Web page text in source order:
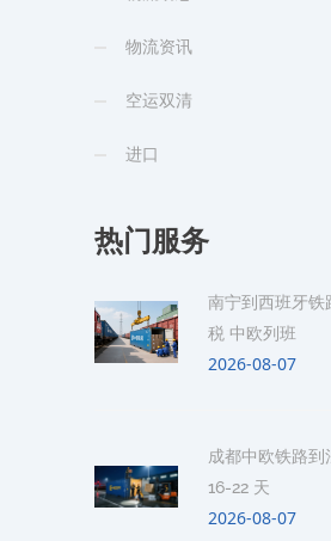
物流资讯
空运双清
进口
热门服务
南宁到西班牙铁
税 中欧列班
2026-08-07
成都中欧铁路
16-22 天
2026-08-07